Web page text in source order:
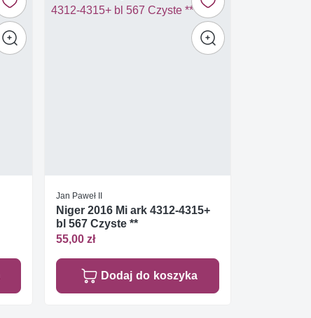
Jan Paweł II
Niger 2016 Mi ark 4312-4315+
bl 567 Czyste **
55,00 zł
Dodaj do koszyka